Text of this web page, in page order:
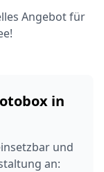
Angebot für
in
und
an: